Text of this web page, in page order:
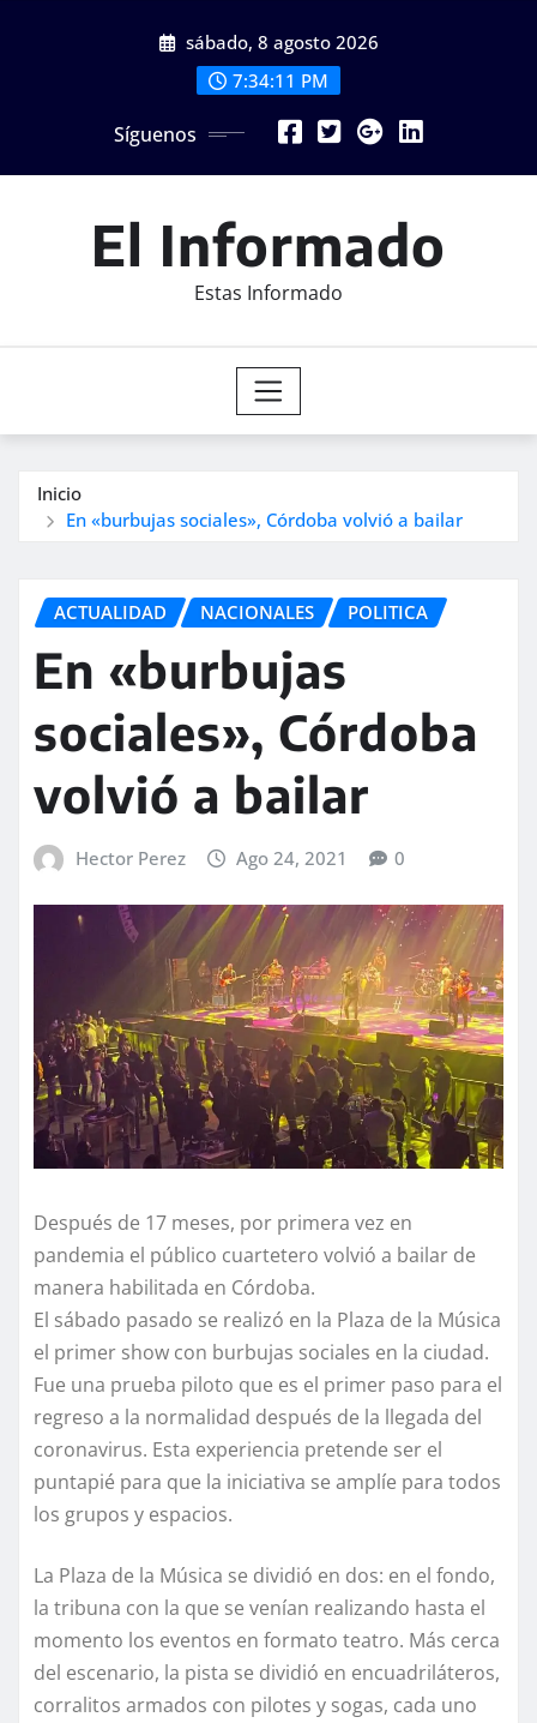
sábado, 8 agosto 2026
7:34:12 PM
Síguenos
El Informado
Estas Informado
Inicio
En «burbujas sociales», Córdoba volvió a bailar
ACTUALIDAD NACIONALES POLITICA
En «burbujas
sociales», Córdoba
volvió a bailar
Hector Perez Ago 24, 2021 0
Después de 17 meses, por primera vez en
pandemia el público cuartetero volvió a bailar de
manera habilitada en Córdoba.
El sábado pasado se realizó en la Plaza de la Música
el primer show con burbujas sociales en la ciudad.
Fue una prueba piloto que es el primer paso para el
regreso a la normalidad después de la llegada del
coronavirus. Esta experiencia pretende ser el
puntapié para que la iniciativa se amplíe para todos
los grupos y espacios.
La Plaza de la Música se dividió en dos: en el fondo,
la tribuna con la que se venían realizando hasta el
momento los eventos en formato teatro. Más cerca
del escenario, la pista se dividió en encuadriláteros,
corralitos armados con pilotes y sogas, cada uno